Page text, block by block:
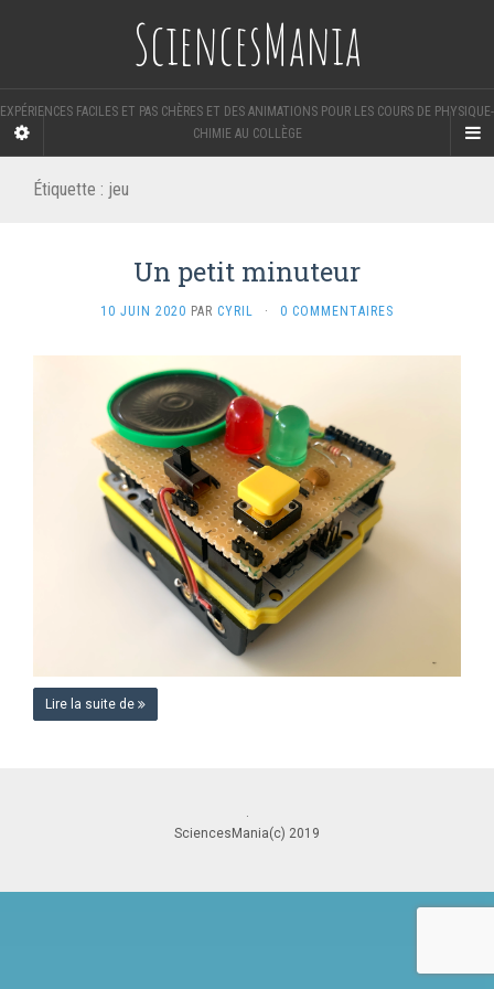
SciencesMania
EXPÉRIENCES FACILES ET PAS CHÈRES ET DES ANIMATIONS POUR LES COURS DE PHYSIQUE-
CHIMIE AU COLLÈGE
Étiquette : jeu
Un petit minuteur
10 JUIN 2020 PAR CYRIL · 0 COMMENTAIRES
Lire la suite de
.
SciencesMania(c) 2019